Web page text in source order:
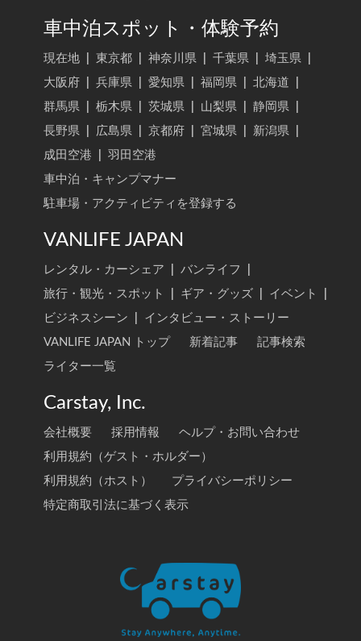
車中泊スポット・体験予約
現在地 東京都 神奈川県 千葉県 埼玉県
大阪府
兵庫県 愛知県 福岡県 北海道
群馬県
栃木県 茨城県 山梨県 静岡県
長野県
広島県 京都府 宮城県 新潟県
成田空港
羽田空港
車中泊・キャンプマナー
駐車場・アクティビティを登録する
VANLIFE JAPAN
レンタル・カーシェア バンライフ
旅行・観光・スポット
ギア・グッズ イベント
ビジネスシーン
インタビュー・ストーリー
VANLIFE JAPAN トップ
新着記事
記事検索
ライター一覧
Carstay, Inc.
会社概要 採用情報
ヘルプ・お問い合わせ
利用規約（ゲスト・ホルダー）
利用規約（ホスト）
プライバシーポリシー
特定商取引法に基づく表示